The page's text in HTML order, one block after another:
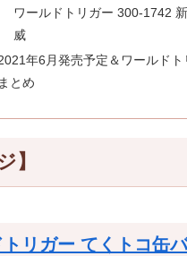
ワールドトリガー 300-1742
威
年6月発売予定＆ワールドト
まとめ
】
トリガー てくトコ缶